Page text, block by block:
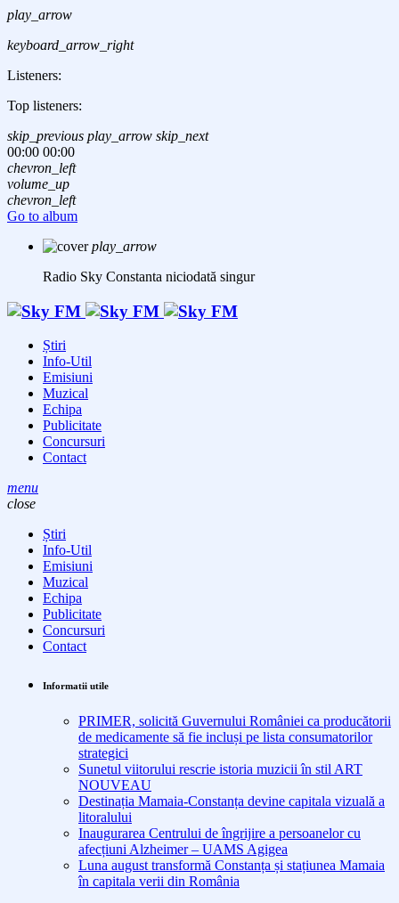
play_arrow
keyboard_arrow_right
Listeners:
Top listeners:
skip_previous play_arrow skip_next
00:00 00:00
chevron_left
volume_up
chevron_left
Go to album
play_arrow
Radio Sky Constanta niciodată singur
Știri
Info-Util
Emisiuni
Muzical
Echipa
Publicitate
Concursuri
Contact
menu
close
Știri
Info-Util
Emisiuni
Muzical
Echipa
Publicitate
Concursuri
Contact
Informatii utile
PRIMER, solicită Guvernului României ca producătorii
de medicamente să fie incluși pe lista consumatorilor
strategici
Sunetul viitorului rescrie istoria muzicii în stil ART
NOUVEAU
Destinația Mamaia-Constanța devine capitala vizuală a
litoralului
Inaugurarea Centrului de îngrijire a persoanelor cu
afecțiuni Alzheimer – UAMS Agigea
Luna august transformă Constanța și stațiunea Mamaia
în capitala verii din România